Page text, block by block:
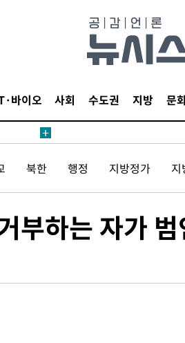
바이오 사회 수도권 지방 문
북한 행정 지방정가 지
부하는 자가